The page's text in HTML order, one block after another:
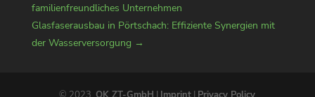
familienfreundliches Unternehmen
Glasfaserausbau in Pörtschach: Effiziente Synergien mit
der Wasserversorgung →